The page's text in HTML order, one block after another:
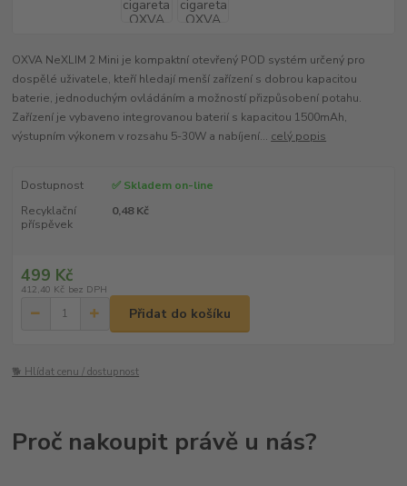
OXVA NeXLIM 2 Mini je kompaktní otevřený POD systém určený pro
dospělé uživatele, kteří hledají menší zařízení s dobrou kapacitou
baterie, jednoduchým ovládáním a možností přizpůsobení potahu.
Zařízení je vybaveno integrovanou baterií s kapacitou 1500mAh,
výstupním výkonem v rozsahu 5-30W a nabíjení... celý popis
Dostupnost
✅ Skladem on-line
Recyklační
příspěvek
0,48 Kč
499 Kč
412,40 Kč bez DPH
Přidat do košíku
🐕 Hlídat cenu / dostupnost